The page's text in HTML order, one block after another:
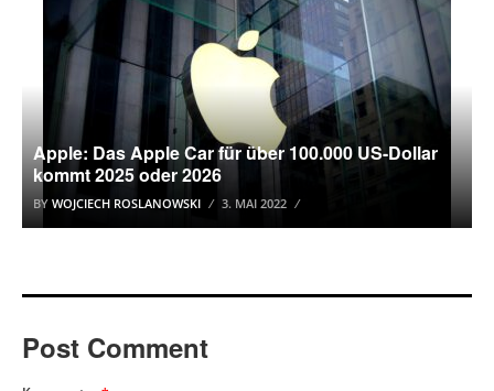
Apple: Das Apple Car für über 100.000 US-Dollar
kommt 2025 oder 2026
BY WOJCIECH ROSLANOWSKI 3. MAI 2022
Post Comment